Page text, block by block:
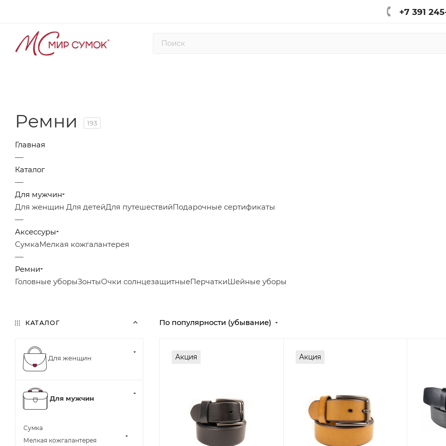
+7 391
Ремни 193
Главная
—
Каталог
—
Для мужчин
Для женщин Для детейДля путешествийПодарочные сертификаты
—
Аксессуры
СумкаМелкая кожгалантерея
—
Ремни
Головные уборыЗонтыОчки солнцезащитныеПерчаткиШейные уборы
По популярности (убывание)
Акция Акция
КАТАЛОГ
Для женщин
Для мужчин
Сумка
Мелкая кожгалантерея